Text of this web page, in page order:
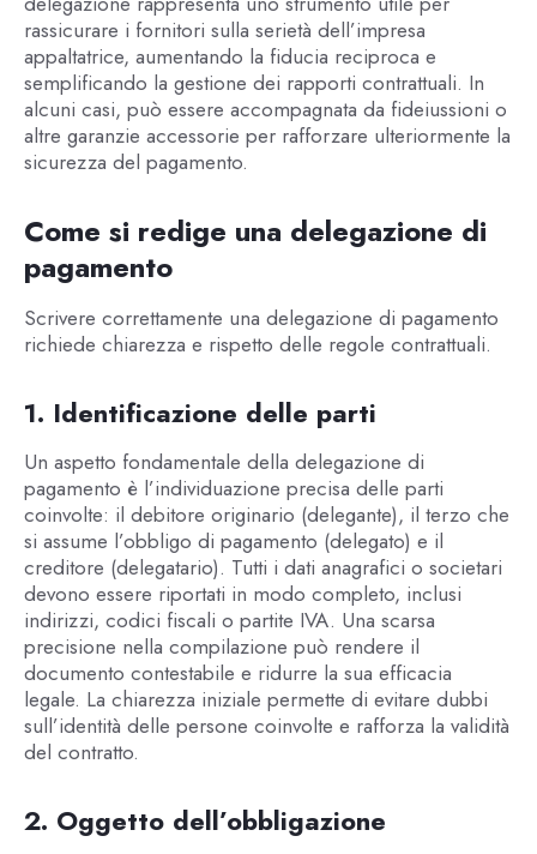
rassicurare i fornitori sulla serietà dell’impresa
appaltatrice, aumentando la fiducia reciproca e
semplificando la gestione dei rapporti contrattuali. In
alcuni casi, può essere accompagnata da fideiussioni o
altre garanzie accessorie per rafforzare ulteriormente la
sicurezza del pagamento.
Come si redige una delegazione di
pagamento
Scrivere correttamente una delegazione di pagamento
richiede chiarezza e rispetto delle regole contrattuali.
1. Identificazione delle parti
Un aspetto fondamentale della delegazione di
pagamento è l’individuazione precisa delle parti
coinvolte: il debitore originario (delegante), il terzo che
si assume l’obbligo di pagamento (delegato) e il
creditore (delegatario). Tutti i dati anagrafici o societari
devono essere riportati in modo completo, inclusi
indirizzi, codici fiscali o partite IVA. Una scarsa
precisione nella compilazione può rendere il
documento contestabile e ridurre la sua efficacia
legale. La chiarezza iniziale permette di evitare dubbi
sull’identità delle persone coinvolte e rafforza la validità
del contratto.
2. Oggetto dell’obbligazione